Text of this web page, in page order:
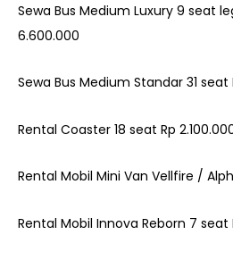
Sewa Bus Medium Luxury 9 seat
6.600.000
Sewa Bus Medium Standar 31 seat
Rental Coaster 18 seat Rp
Rental Mobil Mini Van Vellfire /
Rental Mobil Innova Reborn 7 seat